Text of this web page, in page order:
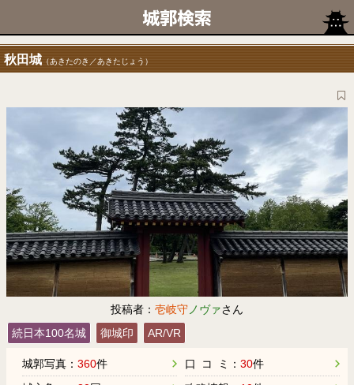
秋田城 （あきたのき／あきたじょう）
投稿者： 壱岐守 ノヴァさん
続日本100名城
御城印 AR/VR
城郭写真： 360件
口 コ ミ： 30件